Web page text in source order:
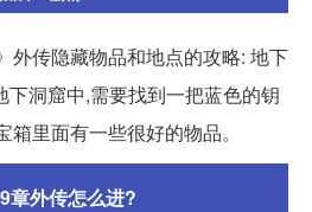
外传隐藏物品和地点的攻略: 地下
洞窟中,需要找到一把蓝色的钥
里面有一些很好的物品。
章外传怎么进?